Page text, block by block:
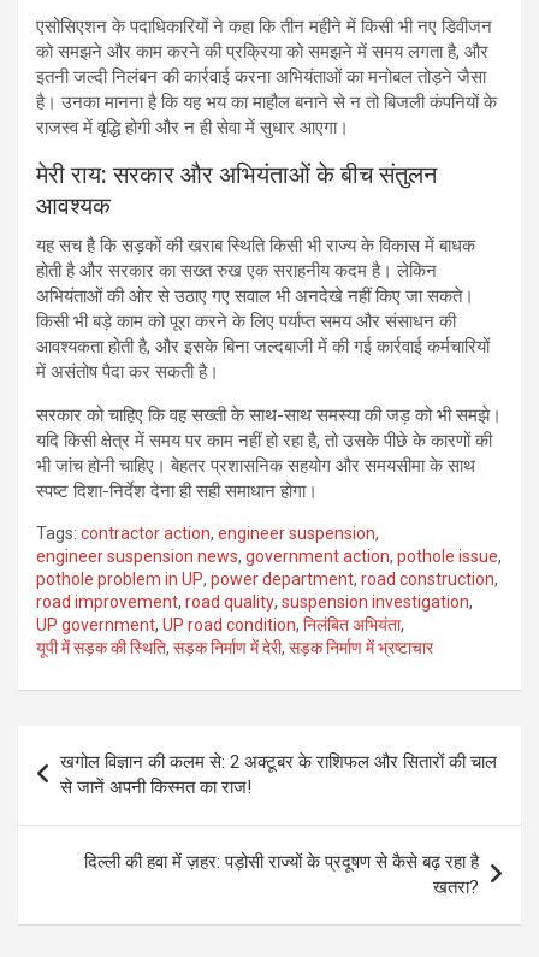
एसोसिएशन के पदाधिकारियों ने कहा कि तीन महीने में किसी भी नए डिवीजन
को समझने और काम करने की प्रक्रिया को समझने में समय लगता है, और
इतनी जल्दी निलंबन की कार्रवाई करना अभियंताओं का मनोबल तोड़ने जैसा
है। उनका मानना है कि यह भय का माहौल बनाने से न तो बिजली कंपनियों के
राजस्व में वृद्धि होगी और न ही सेवा में सुधार आएगा।
मेरी राय: सरकार और अभियंताओं के बीच संतुलन
आवश्यक
यह सच है कि सड़कों की खराब स्थिति किसी भी राज्य के विकास में बाधक
होती है और सरकार का सख्त रुख एक सराहनीय कदम है। लेकिन
अभियंताओं की ओर से उठाए गए सवाल भी अनदेखे नहीं किए जा सकते।
किसी भी बड़े काम को पूरा करने के लिए पर्याप्त समय और संसाधन की
आवश्यकता होती है, और इसके बिना जल्दबाजी में की गई कार्रवाई कर्मचारियों
में असंतोष पैदा कर सकती है।
सरकार को चाहिए कि वह सख्ती के साथ-साथ समस्या की जड़ को भी समझे।
यदि किसी क्षेत्र में समय पर काम नहीं हो रहा है, तो उसके पीछे के कारणों की
भी जांच होनी चाहिए। बेहतर प्रशासनिक सहयोग और समयसीमा के साथ
स्पष्ट दिशा-निर्देश देना ही सही समाधान होगा।
Tags: contractor action, engineer suspension,
engineer suspension news, government action, pothole issue,
pothole problem in UP, power department, road construction,
road improvement, road quality, suspension investigation,
UP government, UP road condition, निलंबित अभियंता,
यूपी में सड़क की स्थिति, सड़क निर्माण में देरी, सड़क निर्माण में भ्रष्टाचार
navigation
खगोल विज्ञान की कलम से: 2 अक्टूबर के राशिफल और सितारों की चाल
से जानें अपनी किस्मत का राज!
दिल्ली की हवा में ज़हर: पड़ोसी राज्यों के प्रदूषण से कैसे बढ़ रहा है
खतरा?